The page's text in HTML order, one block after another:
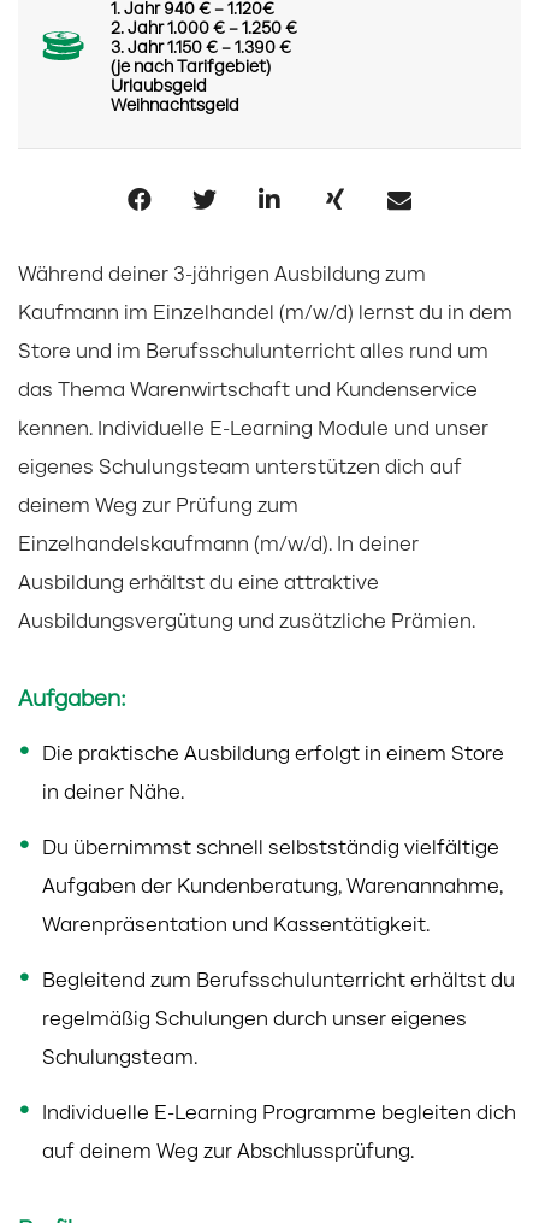
1. Jahr 940 € – 1.120€
2. Jahr 1.000 € – 1.250 €
3. Jahr 1.150 € – 1.390 €
(je nach Tarifgebiet)
Urlaubsgeld
Weihnachtsgeld
Während deiner 3-jährigen Ausbildung zum
Kaufmann im Einzelhandel (m/w/d) lernst du in dem
Store und im Berufsschulunterricht alles rund um
das Thema Warenwirtschaft und Kundenservice
kennen. Individuelle E-Learning Module und unser
eigenes Schulungsteam unterstützen dich auf
deinem Weg zur Prüfung zum
Einzelhandelskaufmann (m/w/d). In deiner
Ausbildung erhältst du eine attraktive
Ausbildungsvergütung und zusätzliche Prämien.
Aufgaben:
Die praktische Ausbildung erfolgt in einem Store
in deiner Nähe.
Du übernimmst schnell selbstständig vielfältige
Aufgaben der Kundenberatung, Warenannahme,
Warenpräsentation und Kassentätigkeit.
Begleitend zum Berufsschulunterricht erhältst du
regelmäßig Schulungen durch unser eigenes
Schulungsteam.
Individuelle E-Learning Programme begleiten dich
auf deinem Weg zur Abschlussprüfung.